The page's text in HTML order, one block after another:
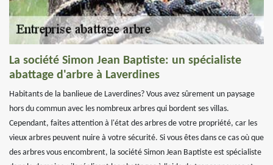
La société Simon Jean Baptiste: un spécialiste
abattage d'arbre à Laverdines
Habitants de la banlieue de Laverdines? Vous avez sûrement un paysage
hors du commun avec les nombreux arbres qui bordent ses villas.
Cependant, faites attention à l'état des arbres de votre propriété, car les
vieux arbres peuvent nuire à votre sécurité. Si vous êtes dans ce cas où que
des arbres vous encombrent, la société Simon Jean Baptiste est spécialiste